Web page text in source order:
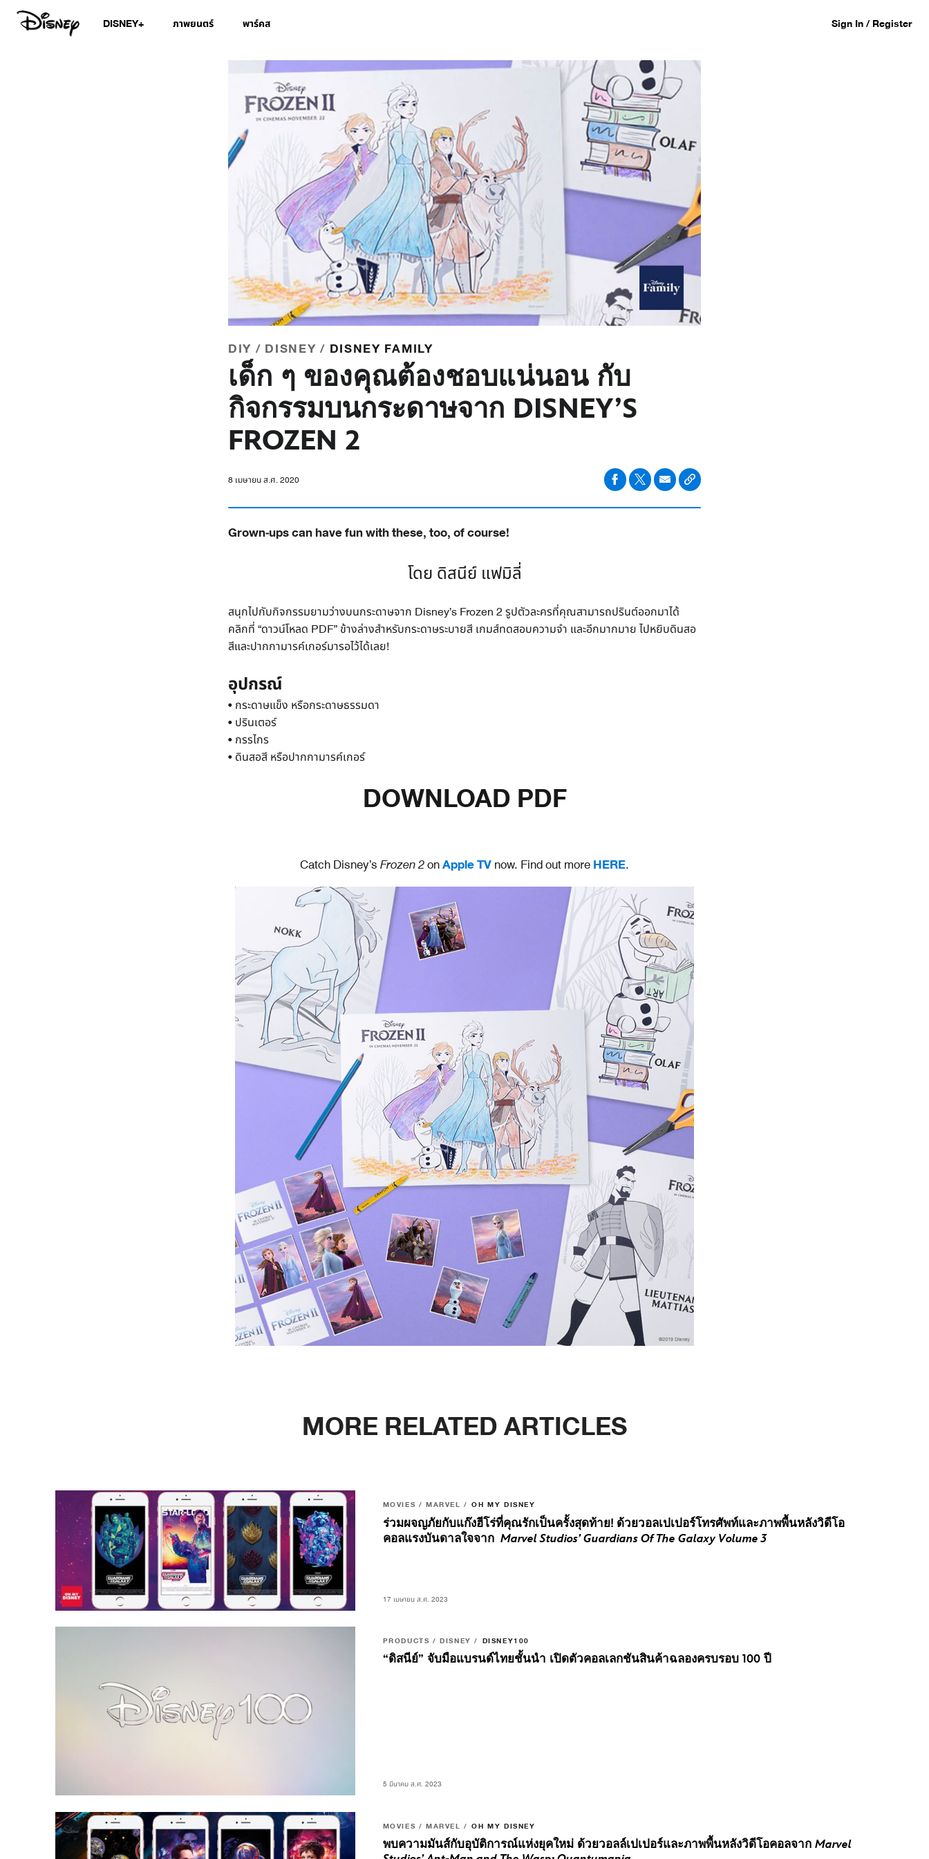
DISNEY+ ภาพยนตร์ พาร์คส Sign In / Register
DIY / DISNEY / DISNEY FAMILY
เด็ก ๆ ของคุณต้องชอบแน่นอน กับ
กิจกรรมบนกระดาษจาก DISNEY’S
FROZEN 2
8 เมษายน ส.ศ. 2020
Grown-ups can have fun with these, too, of course!
โดย ดิสนีย์ แฟมิลี่
สนุกไปกับกิจกรรมยามว่างบนกระดาษจาก Disney’s Frozen 2 รูปตัวละครที่คุณสามารถปรินต์ออกมาได้
คลิกที่ “ดาวน์โหลด PDF” ข้างล่างสำหรับกระดาษระบายสี เกมส์ทดสอบความจำ และอีกมากมาย ไปหยิบดินสอ
สีและปากกามารค์เกอร์มารอไว้ได้เลย!
อุปกรณ์
• กระดาษแข็ง หรือกระดาษธรรมดา
• ปรินเตอร์
• กรรไกร
• ดินสอสี หรือปากกามารค์เกอร์
DOWNLOAD PDF
Catch Disney’sFrozen 2onApple TVnow. Find out moreHERE.
MORE RELATED ARTICLES
MOVIES / MARVEL / OH MY DISNEY
ร่วมผจญภัยกับแก๊งฮีโร่ที่คุณรักเป็นครั้งสุดท้าย! ด้วยวอลเปเปอร์โทรศัพท์และภาพพื้นหลังวิดีโอ
คอลแรงบันดาลใจจาก Marvel Studios’ Guardians Of The Galaxy Volume 3
17 เมษายน ส.ศ. 2023
PRODUCTS / DISNEY / DISNEY100
“ดิสนีย์” จับมือแบรนด์ไทยชั้นนำ เปิดตัวคอลเลกชันสินค้าฉลองครบรอบ 100 ปี
5 มีนาคม ส.ศ. 2023
MOVIES / MARVEL / OH MY DISNEY
พบความมันส์กับอุบัติการณ์แห่งยุคใหม่ ด้วยวอลล์เปเปอร์และภาพพื้นหลังวิดีโอคอลจาก Marvel